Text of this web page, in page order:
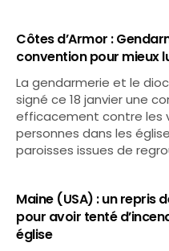
Côtes d’Armor :
convention pour mieux
La gendarmerie et le
signé ce 18 janvier une
efficacement contre les
personnes dans les
paroisses issues de
Maine (USA) : un repris
pour avoir tenté
église